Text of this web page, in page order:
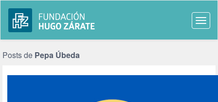
Posts de Pepa Úbeda